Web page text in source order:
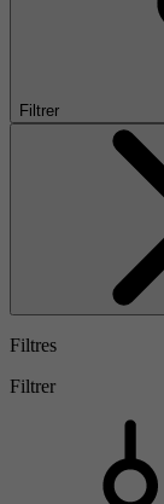
Filtrer
Filtres
Filtrer